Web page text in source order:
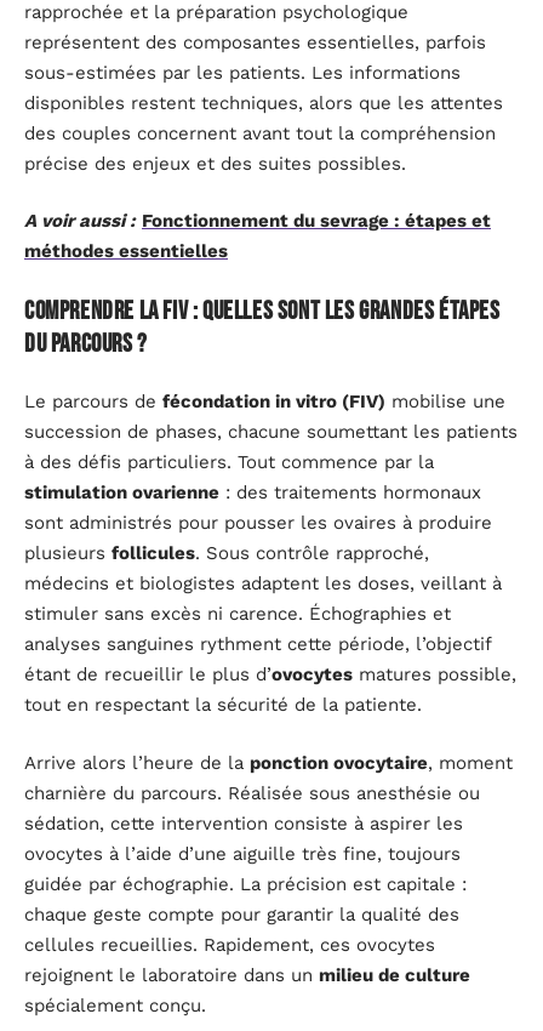
rapprochée et la préparation psychologique
représentent des composantes essentielles, parfois
sous-estimées par les patients. Les informations
disponibles restent techniques, alors que les attentes
des couples concernent avant tout la compréhension
précise des enjeux et des suites possibles.
A voir aussi : Fonctionnement du sevrage : étapes et
méthodes essentielles
Comprendre la FIV : quelles sont les grandes étapes
du parcours ?
Le parcours de fécondation in vitro (FIV) mobilise une
succession de phases, chacune soumettant les patients
à des défis particuliers. Tout commence par la
stimulation ovarienne : des traitements hormonaux
sont administrés pour pousser les ovaires à produire
plusieurs follicules. Sous contrôle rapproché,
médecins et biologistes adaptent les doses, veillant à
stimuler sans excès ni carence. Échographies et
analyses sanguines rythment cette période, l’objectif
étant de recueillir le plus d’ovocytes matures possible,
tout en respectant la sécurité de la patiente.
Arrive alors l’heure de la ponction ovocytaire, moment
charnière du parcours. Réalisée sous anesthésie ou
sédation, cette intervention consiste à aspirer les
ovocytes à l’aide d’une aiguille très fine, toujours
guidée par échographie. La précision est capitale :
chaque geste compte pour garantir la qualité des
cellules recueillies. Rapidement, ces ovocytes
rejoignent le laboratoire dans un milieu de culture
spécialement conçu.